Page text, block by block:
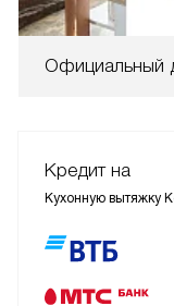
Официальный
Кредит на
Кухонную вытяжку